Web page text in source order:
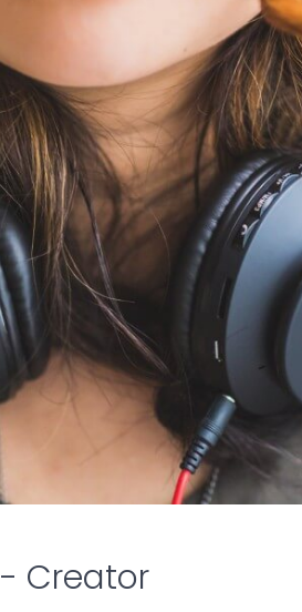
- Creator